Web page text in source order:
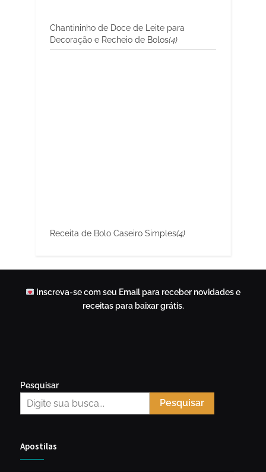
Chantininho de Doce de Leite para
Decoração e Recheio de Bolos(4)
Receita de Bolo Caseiro Simples(4)
Inscreva-se com seu Email para receber novidades e
receitas para baixar grátis.
Pesquisar
Pesquisar
Apostilas